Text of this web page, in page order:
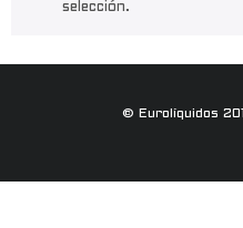
selección.
© Eurolíquidos